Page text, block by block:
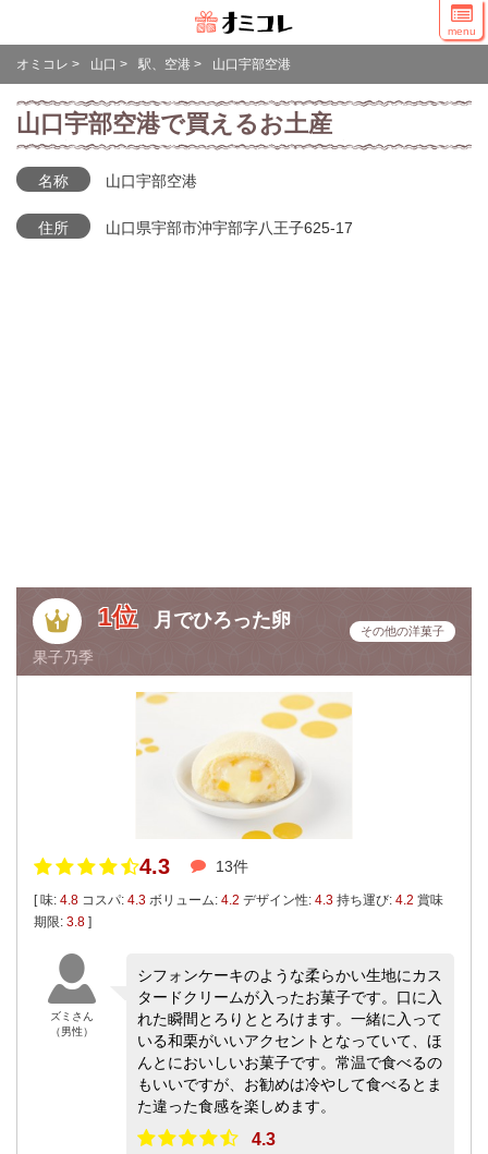
menu
オミコレ > 山口 > 駅、空港 > 山口宇部空港
山口宇部空港で買えるお土産
名称 山口宇部空港
住所 山口県宇部市沖宇部字八王子625-17
1位 月でひろった卵
果子乃季
その他の洋菓子
4.3 13件
[ 味: 4.8 コスパ: 4.3 ボリューム: 4.2 デザイン性: 4.3 持ち運び: 4.2 賞味
期限: 3.8 ]
ズミさん
（男性）
シフォンケーキのような柔らかい生地にカス
タードクリームが入ったお菓子です。口に入
れた瞬間とろりととろけます。一緒に入って
いる和栗がいいアクセントとなっていて、ほ
んとにおいしいお菓子です。常温で食べるの
もいいですが、お勧めは冷やして食べるとま
た違った食感を楽しめます。
4.3